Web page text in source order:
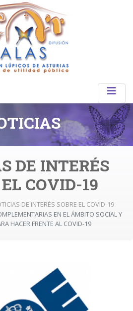
DE INTERÉS
COVID-19
DE INTERÉS SOBRE EL COVID-19
EN EL ÁMBITO SOCIAL Y
HACER FRENTE AL COVID-19